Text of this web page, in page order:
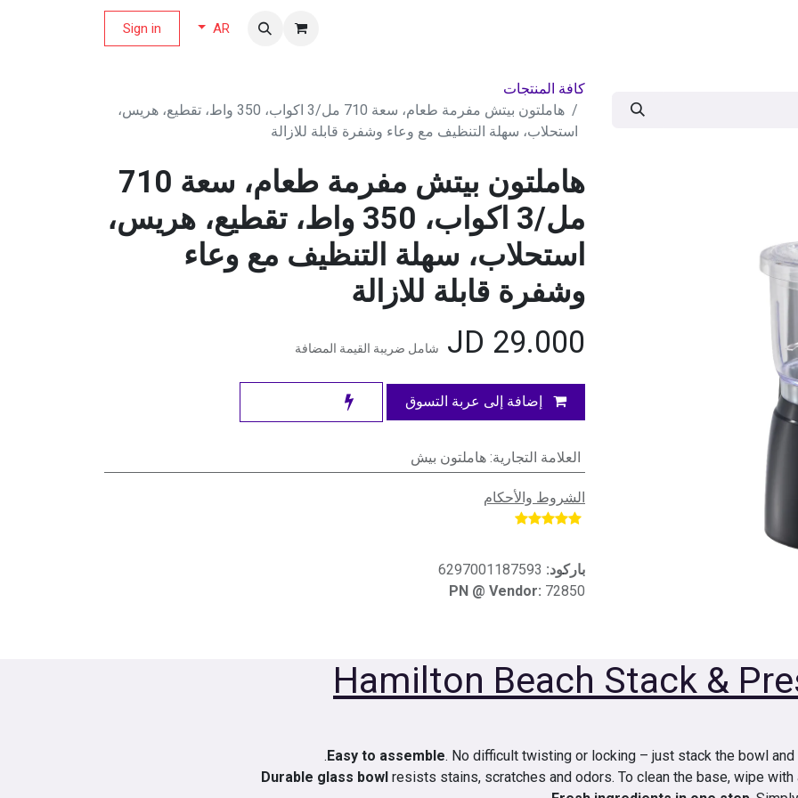
AR
Sign in
كافة المنتجات
هاملتون بيتش مفرمة طعام، سعة 710 مل/3 اكواب، 350 واط، تقطيع، هريس،
استحلاب، سهلة التنظيف مع وعاء وشفرة قابلة للازالة
هاملتون بيتش مفرمة طعام، سعة 710
مل/3 اكواب، 350 واط، تقطيع، هريس،
استحلاب، سهلة التنظيف مع وعاء
وشفرة قابلة للازالة
29.000
شامل ضريبة القيمة المضافة
إضافة إلى عربة التسوق
العلامة التجارية: هاملتون بيش
الشروط والأحكام
باركود: 6297001187593
PN @ Vendor: 72850
Hamilton Beach Stack &
Easy to assemble. No difficult twisting or locking – just stack the bowl
Durable glass bowl resists stains, scratches and odors. To clean the base, wipe